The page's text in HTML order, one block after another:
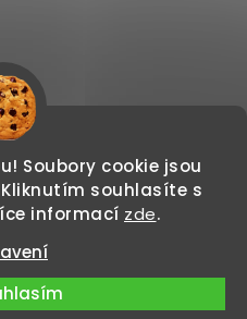
Soubory cookie jsou
souhlasíte s
informací zde.
nad 800 Kč. 🎁
Svíčkománie3d.cz
nastavení cookies